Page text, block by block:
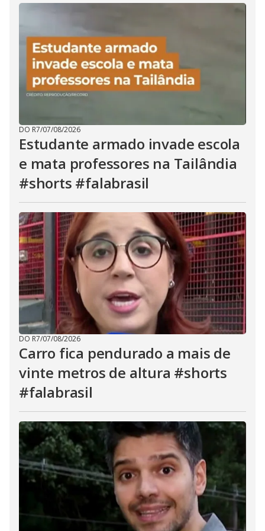
DO R7/07/08/2026
Estudante armado invade escola
e mata professores na Tailândia
#shorts #falabrasil
DO R7/07/08/2026
Carro fica pendurado a mais de
vinte metros de altura #shorts
#falabrasil